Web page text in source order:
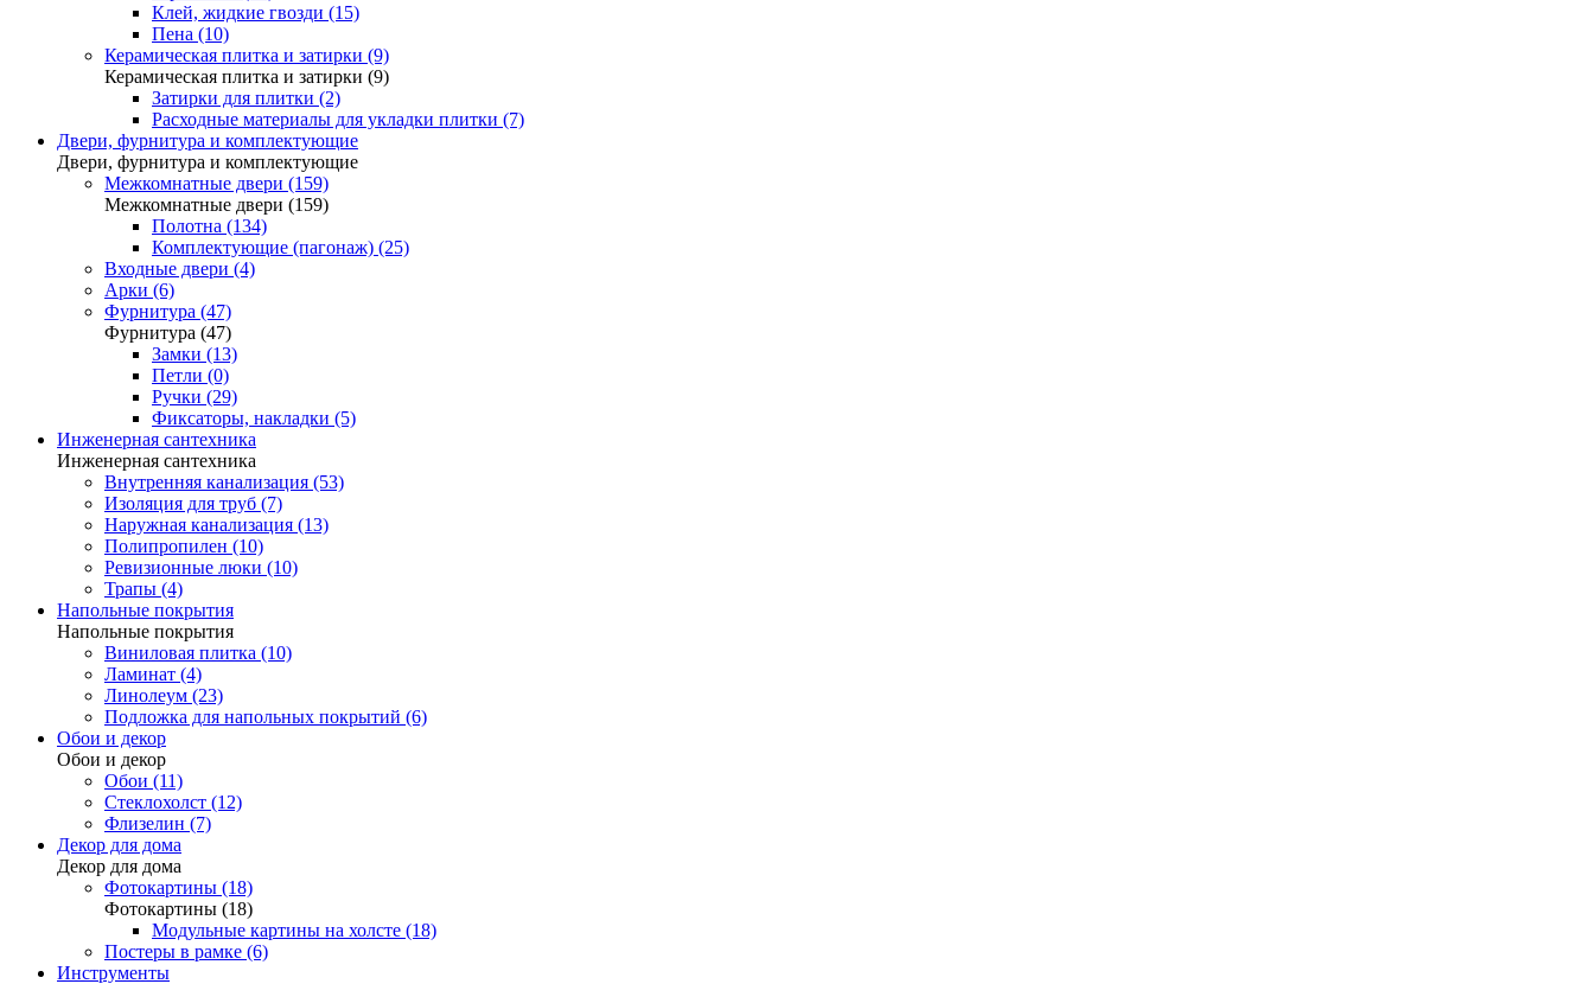
Клей, жидкие гвозди (15)
Пена (10)
Керамическая плитка и затирки (9)
Керамическая плитка и затирки (9)
Затирки для плитки (2)
Расходные материалы для укладки плитки (7)
Двери, фурнитура и комплектующие
Двери, фурнитура и комплектующие
Межкомнатные двери (159)
Межкомнатные двери (159)
Полотна (134)
Комплектующие (пагонаж) (25)
Входные двери (4)
Арки (6)
Фурнитура (47)
Фурнитура (47)
Замки (13)
Петли (0)
Ручки (29)
Фиксаторы, накладки (5)
Инженерная сантехника
Инженерная сантехника
Внутренняя канализация (53)
Изоляция для труб (7)
Наружная канализация (13)
Полипропилен (10)
Ревизионные люки (10)
Трапы (4)
Напольные покрытия
Напольные покрытия
Виниловая плитка (10)
Ламинат (4)
Линолеум (23)
Подложка для напольных покрытий (6)
Обои и декор
Обои и декор
Обои (11)
Стеклохолст (12)
Флизелин (7)
Декор для дома
Декор для дома
Фотокартины (18)
Фотокартины (18)
Модульные картины на холсте (18)
Постеры в рамке (6)
Инструменты